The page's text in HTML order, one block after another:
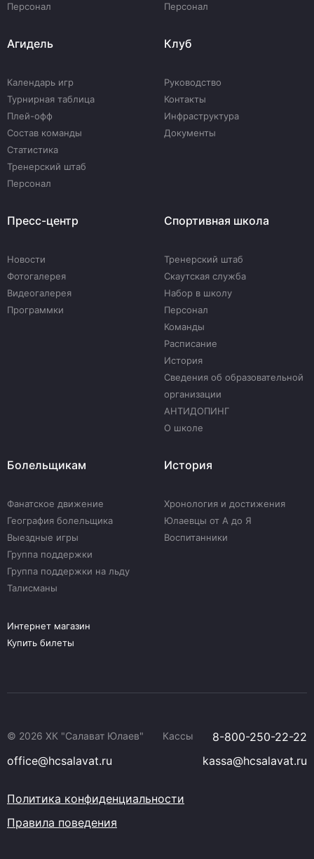
Персонал
Персонал
Агидель
Календарь игр
Турнирная таблица
Плей-офф
Состав команды
Статистика
Тренерский штаб
Персонал
Клуб
Руководство
Контакты
Инфраструктура
Документы
Пресс-центр
Новости
Фотогалерея
Видеогалерея
Программки
Спортивная школа
Тренерский штаб
Скаутская служба
Набор в школу
Персонал
Команды
Расписание
История
Сведения об образовательной
организации
АНТИДОПИНГ
О школе
Болельщикам
Фанатское движение
География болельщика
Выездные игры
Группа поддержки
Группа поддержки на льду
Талисманы
История
Хронология и достижения
Юлаевцы от А до Я
Воспитанники
Интернет магазин
Купить билеты
© 2026 ХК "Салават Юлаев" Кассы
8-800-250-22-22
office@hcsalavat.ru
kassa@hcsalavat.ru
Политика конфиденциальности
Правила поведения